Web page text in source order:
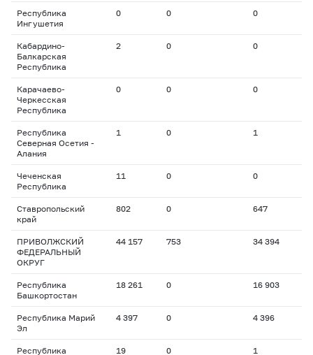
Республика
Ингушетия
0 0 0
Кабардино-
Балкарская
Республика
2 0 0
Карачаево-
Черкесская
Республика
0 0 0
Республика
Северная Осетия -
Алания
1 0 1
Чеченская
Республика
11 0 0
Ставропольский
край
802 0 647
ПРИВОЛЖСКИЙ
ФЕДЕРАЛЬНЫЙ
ОКРУГ
44 157 753 34 394
Республика
Башкортостан
18 261 0 16 903
Республика Марий
Эл
4 397 0 4 396
Республика 19 0 1